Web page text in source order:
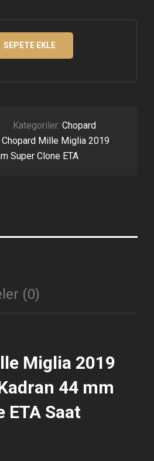
SEPETE EKLE
Kategoriler:Chopard
Chopard Mille Miglia 2019
Super Clone ETA
(0)
Miglia 2019
44 mm
ETA Saat